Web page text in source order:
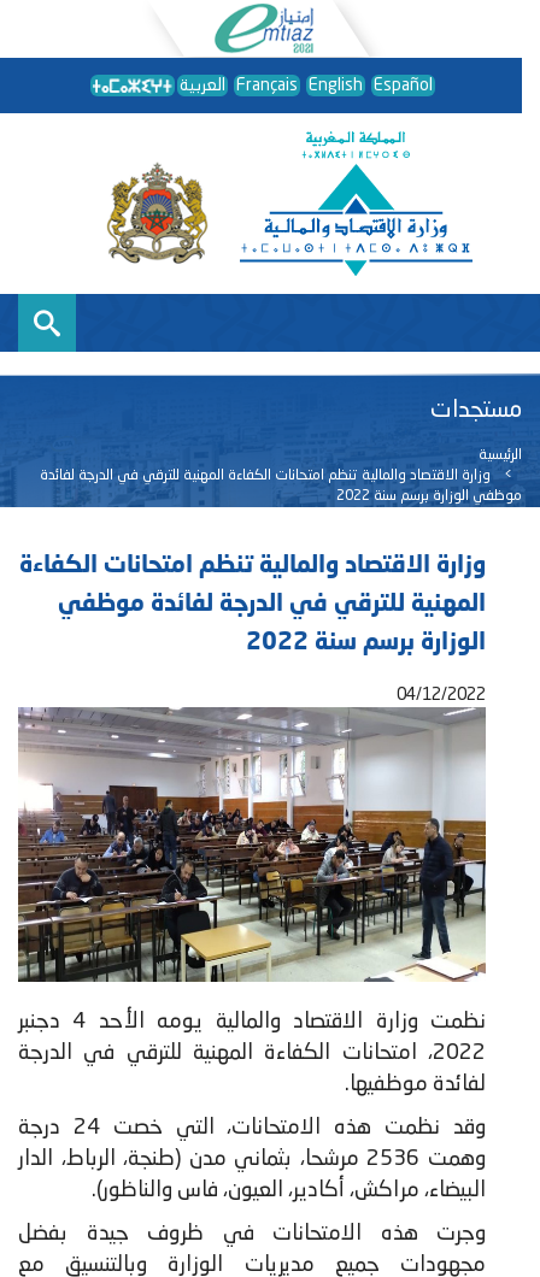
العربية Français English Español
مستجدات
الرئيسية
وزارة الاقتصاد والمالية تنظم امتحانات الكفاءة المهنية للترقي في الدرجة لفائدة
موظفي الوزارة برسم سنة 2022
وزارة الاقتصاد والمالية تنظم امتحانات الكفاءة
المهنية للترقي في الدرجة لفائدة موظفي
الوزارة برسم سنة 2022
04/12/2022
نظمت وزارة الاقتصاد والمالية يومه الأحد 4 دجنبر
2022، امتحانات الكفاءة المهنية للترقي في الدرجة
لفائدة موظفيها.
​وقد نظمت هذه الامتحانات، التي خصت 24 درجة
وهمت 2536 مرشحا، بثماني مدن (طنجة، الرباط، الدار
البيضاء، مراكش، أكادير، العيون، فاس والناظور).
وجرت هذه الامتحانات في ظروف جيدة بفضل
مجهودات جميع مديريات الوزارة وبالتنسيق مع